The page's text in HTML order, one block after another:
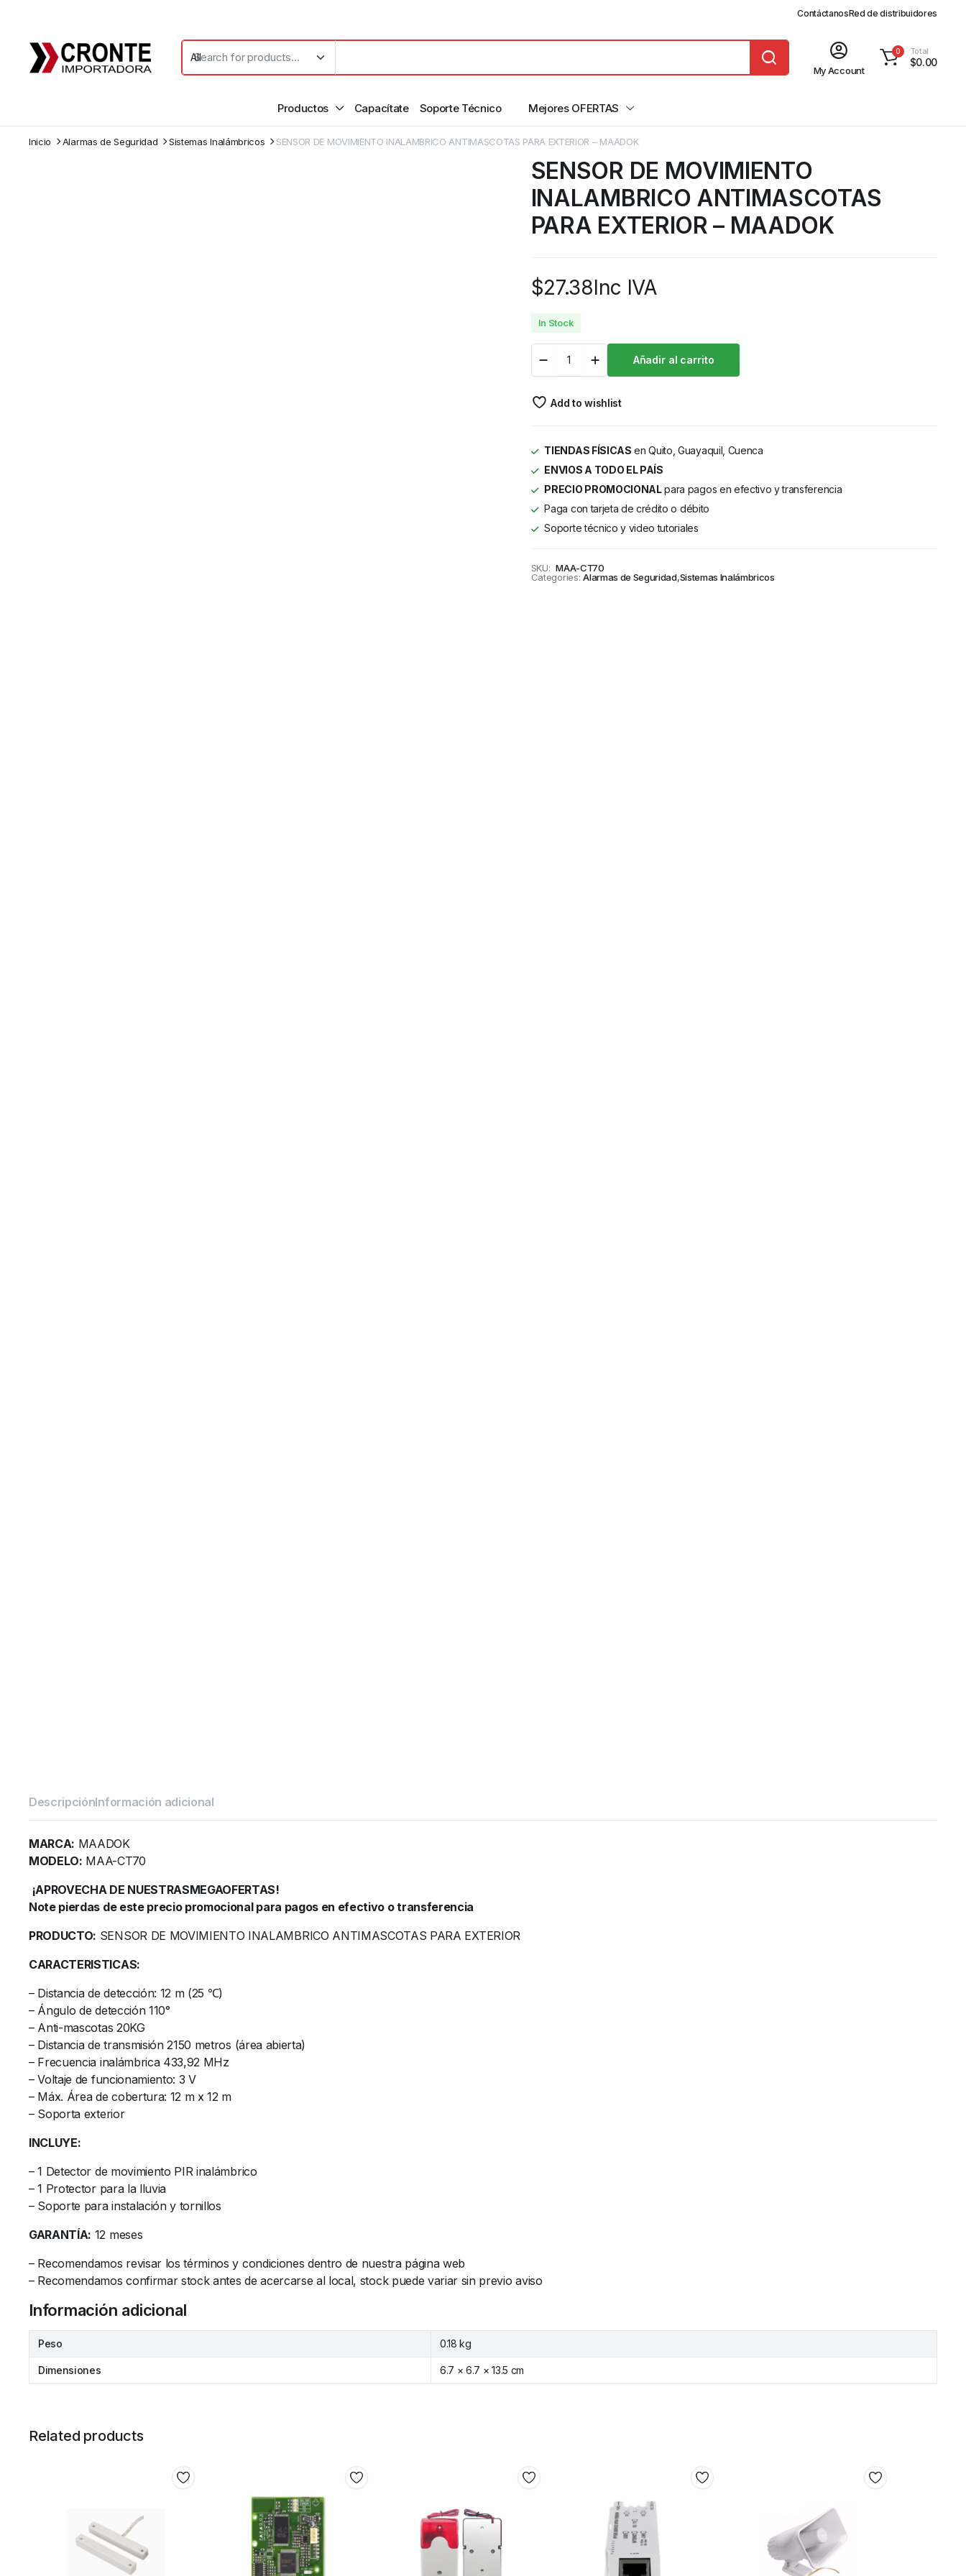
ContáctanosRed de distribuidores
My Account
0 Total
$0.00
Productos Capacítate Soporte Técnico Mejores OFERTAS
Inicio Alarmas de Seguridad Sistemas Inalámbricos SENSOR DE MOVIMIENTO INALAMBRICO ANTIMASCOTAS PARA EXTERIOR – MAADOK
SENSOR DE MOVIMIENTO
INALAMBRICO ANTIMASCOTAS
PARA EXTERIOR – MAADOK
$27.38Inc IVA
In Stock
Añadir al carrito
Add to wishlist
TIENDAS FÍSICAS en Quito, Guayaquil, Cuenca
ENVIOS A TODO EL PAÍS
PRECIO PROMOCIONALpara pagos en efectivo y transferencia
Paga con tarjeta de crédito o débito
Soporte técnico y video tutoriales
SKU: MAA-CT70
Categories: Alarmas de Seguridad,Sistemas Inalámbricos
DescripciónInformación adicional
MARCA: MAADOK
MODELO: MAA-CT70
¡APROVECHA DE NUESTRASMEGAOFERTAS!
Note pierdas de este precio promocional para pagos en efectivo o transferencia
PRODUCTO: SENSOR DE MOVIMIENTO INALAMBRICO ANTIMASCOTAS PARA EXTERIOR
CARACTERISTICAS:
– Distancia de detección: 12 m (25 ℃)
– Ángulo de detección 110°
– Anti-mascotas 20KG
– Distancia de transmisión 2150 metros (área abierta)
– Frecuencia inalámbrica 433,92 MHz
– Voltaje de funcionamiento: 3 V
– Máx. Área de cobertura: 12 m x 12 m
– Soporta exterior
INCLUYE:
– 1 Detector de movimiento PIR inalámbrico
– 1 Protector para la lluvia
– Soporte para instalación y tornillos
GARANTÍA: 12 meses
– Recomendamos revisar los términos y condiciones dentro de nuestra página web
– Recomendamos confirmar stock antes de acercarse al local, stock puede variar sin previo aviso
Información adicional
Peso 0.18 kg
Dimensiones 6.7 × 6.7 × 13.5 cm
Related products